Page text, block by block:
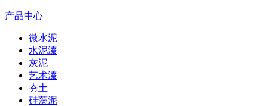
产品中心
微水泥
水泥漆
灰泥
艺术漆
夯土
硅藻泥